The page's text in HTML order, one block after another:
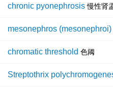
chronic pyonephrosis 慢性肾
mesonephros (mesonephroi)
chromatic threshold 色阈
Streptothrix